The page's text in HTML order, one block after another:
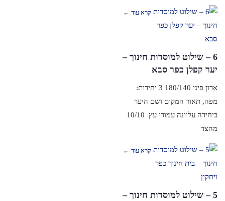
קרא עוד ←
6 – שילוט למוסדות חינוך –
יער קפלן כפר סבא
ארון פיני 180/140 3 יחידות:
מפה, תאור המקום ושם היער
ביחידה עליונה עמודי עץ 10/10
מהצד
קרא עוד ←
5 – שילוט למוסדות חינוך –